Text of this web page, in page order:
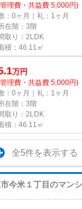
理費・共益費 5,000円)
：0ヶ月｜礼：1ヶ月
在階：3階
取り：2LDK
積：46.11㎡
万円
理費・共益費 5,000円)
：0ヶ月｜礼：1ヶ月
在階：3階
取り：2LDK
積：46.11㎡
全5件を表示する
今米１丁目のマン